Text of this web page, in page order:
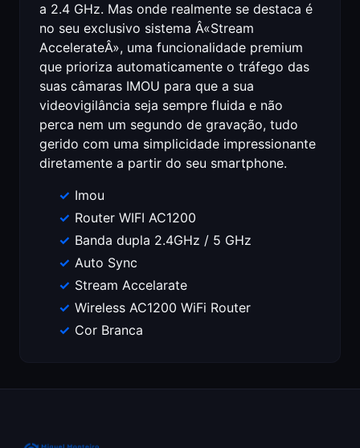
a 2.4 GHz. Mas onde realmente se destaca é
no seu exclusivo sistema Â«Stream
AccelerateÂ», uma funcionalidade premium
que prioriza automaticamente o tráfego das
suas câmaras IMOU para que a sua
videovigilância seja sempre fluida e não
perca nem um segundo de gravação, tudo
gerido com uma simplicidade impressionante
diretamente a partir do seu smartphone.
Imou
Router WIFI AC1200
Banda dupla 2.4GHz / 5 GHz
Auto Sync
Stream Accelarate
Wireless AC1200 WiFi Router
Cor Branca